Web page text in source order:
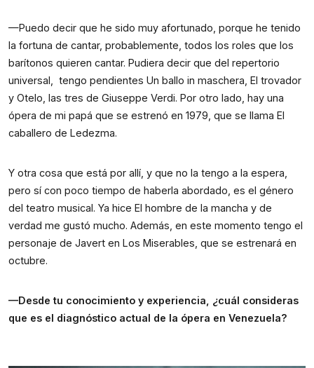
—Puedo decir que he sido muy afortunado, porque he tenido
la fortuna de cantar, probablemente, todos los roles que los
barítonos quieren cantar. Pudiera decir que del repertorio
universal,  tengo pendientes Un ballo in maschera, El trovador
y Otelo, las tres de Giuseppe Verdi. Por otro lado, hay una
ópera de mi papá que se estrenó en 1979, que se llama El
caballero de Ledezma.
Y otra cosa que está por allí, y que no la tengo a la espera,
pero sí con poco tiempo de haberla abordado, es el género
del teatro musical. Ya hice El hombre de la mancha y de
verdad me gustó mucho. Además, en este momento tengo el
personaje de Javert en Los Miserables, que se estrenará en
octubre.
—Desde tu conocimiento y experiencia, ¿cuál consideras
que es el diagnóstico actual de la ópera en Venezuela?